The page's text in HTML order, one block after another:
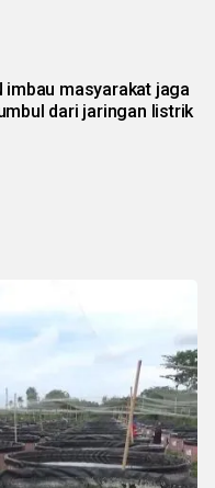
imbau masyarakat jaga
dari jaringan listrik